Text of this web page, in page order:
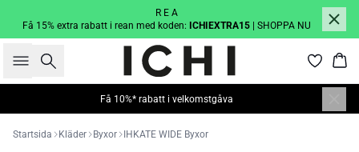
R E A
Få 15% extra rabatt i rean med koden: ICHIEXTRA15 | SHOPPA NU
Sök
Få 10%* rabatt i velkomstgåva
Startsida Kläder Byxor IHKATE WIDE Byxor